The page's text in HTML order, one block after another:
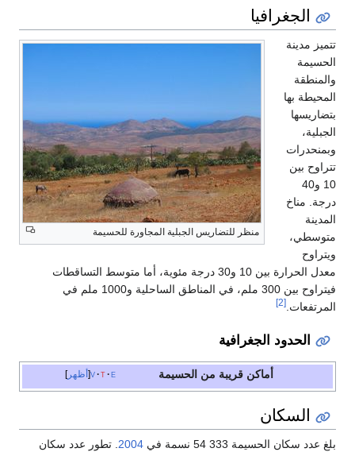
الجغرافيا
منظر للتضاريس الجبلية المجاورة للحسيمة
تتميز مدينة
الحسيمة
والمنطقة
المحيطة بها
بتضاريسها
الجبلية،
وبمنحدرات
تتراوح بين
10 و40
درجة. مناخ
المدينة
متوسطي،
ويتراوح
معدل الحرارة بين 10 و30 درجة مئوية، أما متوسط التساقطات
فيتراوح بين 300 ملم، في المناطق الساحلية و1000 ملم في
المرتفعات. [2]
الحدود الجغرافية
أظهر v t e أماكن قريبة من الحسيمة
السكان
بلغ عدد سكان الحسيمة 333 54 نسمة في 2004 . تطور عدد سكان